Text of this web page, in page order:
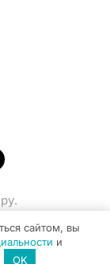
и массовых
сайтом, вы
и
OK